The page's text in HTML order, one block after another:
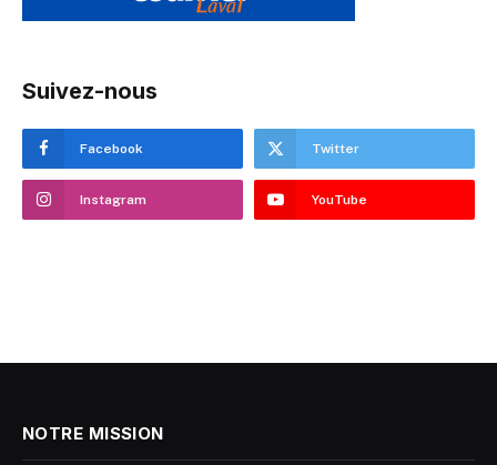
Suivez-nous
Facebook Twitter
Instagram YouTube
NOTRE MISSION